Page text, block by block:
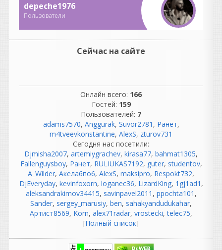
огромные аналоговые
консоли;
компрессоры, эквалайзеры;
синхронизация
Инженеры тратили
огромное количество
времени на обслуживание
оборудования.
«Никто не ругался.»
Вот это вообще миф. 😄
Если почитать
воспоминания
звукорежиссеров 70-х, 80-х
и 90-х, они ругались
постоянно:
лента закончилась в самый
неподходящий момент;
магнитофон "зажевал"
шумит предусилитель;
depeche1976
Пользователи
Сейчас на сайте
Онлайн всего: 166
Гостей: 159
Пользователей: 7
adams7570, Anggurak, Suvor2781 , Ранет,
m4tveevkonstantine, AlexS, zturov731
Сегодня нас посетили:
Djmisha2007, artemiygrachev, kirasa77, bahmat1305,
Fallenguysboy, Ранет, RULIUKAS7192, guter, studentov,
A_Wilder, Акела6по6, AlexS, maksipro, Respokt732,
DjEveryday, kevinfoxorn, loganec36, LizardKing, 1gj1ad1 ,
aleksandrakimov34415, savinpavel2011 , ppochta101 ,
Sander, sergey_marusiy, ben, sahakyandudukahar,
Артист8569, Korn, alex71radar, vrostecki,telec75,
[Полный список]